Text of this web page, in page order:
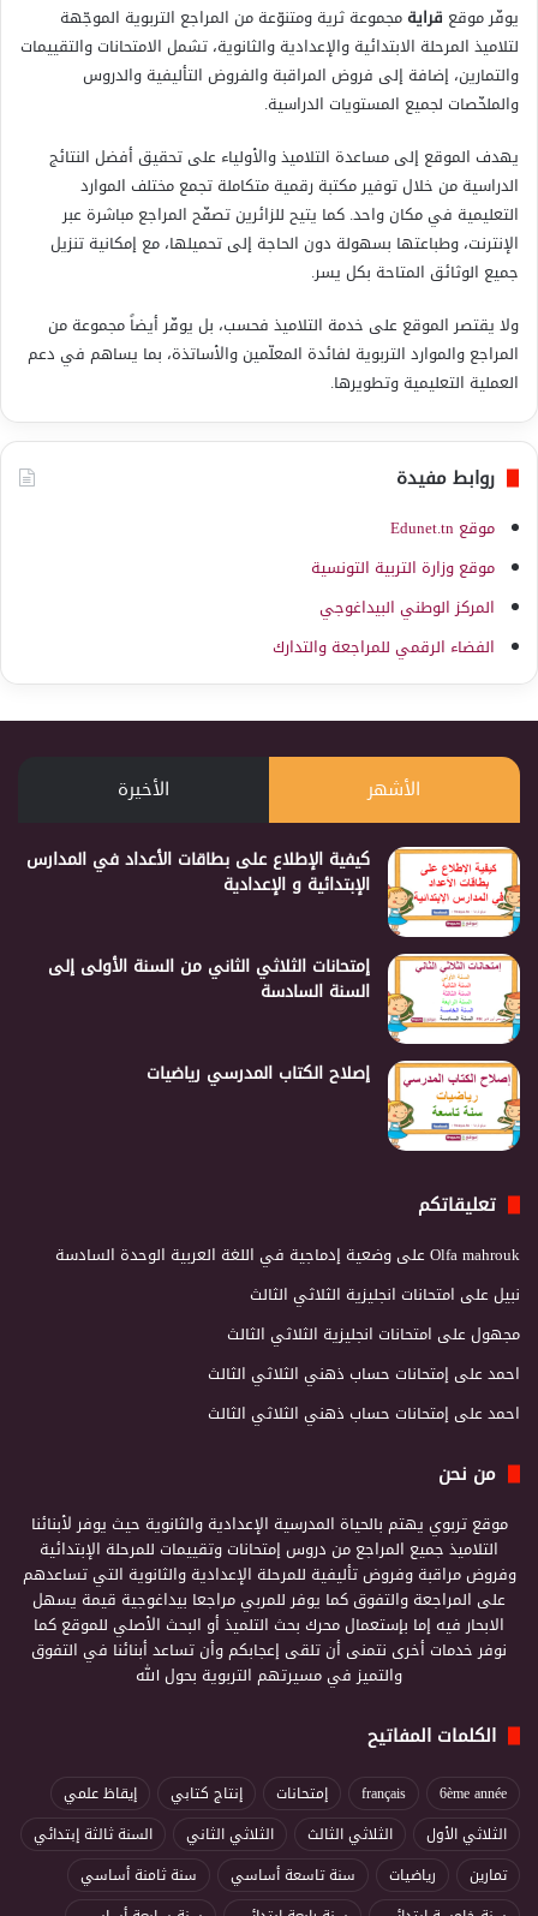
يوفّر موقع قرايةمجموعة ثرية ومتنوّعة من المراجع التربوية الموجّهة
لتلاميذ المرحلة الابتدائية والإعدادية والثانوية، تشمل الامتحانات والتقييمات
والتمارين، إضافة إلى فروض المراقبة والفروض التأليفية والدروس
والملخّصات لجميع المستويات الدراسية.
يهدف الموقع إلى مساعدة التلاميذ والأولياء على تحقيق أفضل النتائج
الدراسية من خلال توفير مكتبة رقمية متكاملة تجمع مختلف الموارد
التعليمية في مكان واحد. كما يتيح للزائرين تصفّح المراجع مباشرة عبر
الإنترنت، وطباعتها بسهولة دون الحاجة إلى تحميلها، مع إمكانية تنزيل
جميع الوثائق المتاحة بكل يسر.
ولا يقتصر الموقع على خدمة التلاميذ فحسب، بل يوفّر أيضاً مجموعة من
المراجع والموارد التربوية لفائدة المعلّمين والأساتذة، بما يساهم في دعم
العملية التعليمية وتطويرها.
روابط مفيدة
موقع Edunet.tn
موقع وزارة التربية التونسية
المركز الوطني البيداغوجي
الفضاء الرقمي للمراجعة والتدارك
الأشهر الأخيرة
كيفية الإطلاع على بطاقات الأعداد في المدارس
الإبتدائية و الإعدادية
إمتحانات الثلاثي الثاني من السنة الأولى إلى
السنة السادسة
إصلاح الكتاب المدرسي رياضيات
تعليقاتكم
Olfa mahroukعلى وضعية إدماجية في اللغة العربية الوحدة السادسة
نبيلعلى امتحانات انجليزية الثلاثي الثالث
مجهولعلى امتحانات انجليزية الثلاثي الثالث
احمدعلى إمتحانات حساب ذهني الثلاثي الثالث
احمدعلى إمتحانات حساب ذهني الثلاثي الثالث
من نحن
موقع تربوي يهتم بالحياة المدرسية الإعدادية والثانوية حيث يوفر لأبنائنا
التلاميذ جميع المراجع من دروس إمتحانات وتقييمات للمرحلة الإبتدائية
وفروض مراقبة وفروض تأليفية للمرحلة الإعدادية والثانوية التي تساعدهم
على المراجعة والتفوق كما يوفر للمربي مراجعا بيداغوجية قيمة يسهل
الابحار فيه إما بإستعمال محرك بحث التلميذ أو البحث الأصلي للموقع كما
نوفر خدمات أخرى نتمنى أن تلقى إعجابكم وأن تساعد أبنائنا في التفوق
والتميز في مسيرتهم التربوية بحول الله
الكلمات المفاتيح
6ème année
français إمتحانات إنتاج كتابي
إيقاظ علمي
الثلاثي الأول
الثلاثي الثالث الثلاثي الثاني
السنة ثالثة إبتدائي
تمارين
رياضيات سنة تاسعة أساسي
سنة ثامنة أساسي